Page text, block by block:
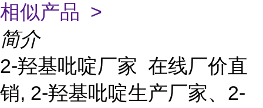
相似产品 >
简介
2-羟基吡啶厂家 在线厂价直
销, 2-羟基吡啶生产厂家、2-